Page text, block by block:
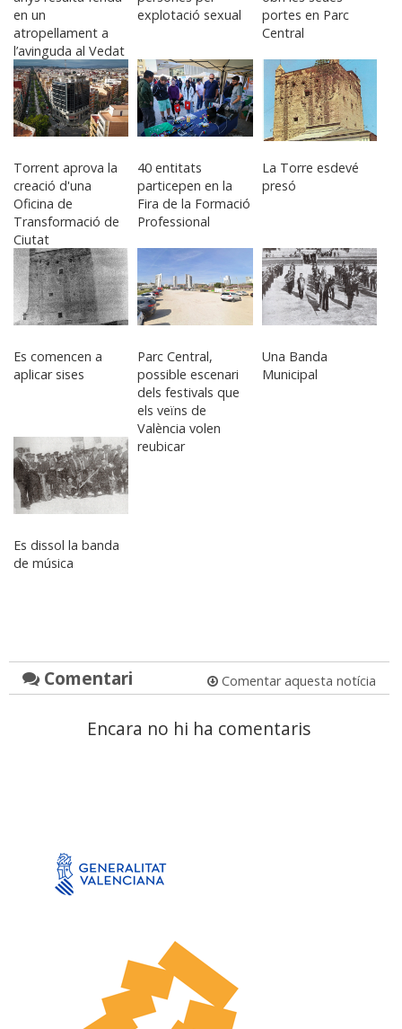
en un
atropellament a
l’avinguda al Vedat
explotació sexual
portes en Parc
Central
Torrent aprova la
creació d'una
Oficina de
Transformació de
Ciutat
40 entitats
particepen en la
Fira de la Formació
Professional
La Torre esdevé
presó
Es comencen a
aplicar sises
Parc Central,
possible escenari
dels festivals que
els veïns de
València volen
reubicar
Una Banda
Municipal
Es dissol la banda
de música
Comentari Comentar aquesta notícia
Encara no hi ha comentaris